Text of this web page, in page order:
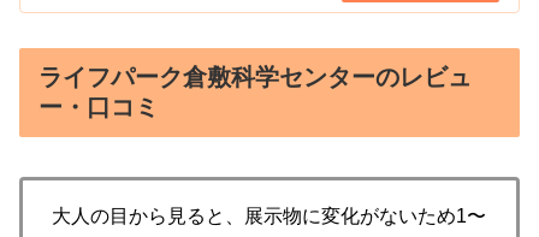
ライフパーク倉敷科学センターのレビュ
ー・口コミ
大人の目から見ると、展示物に変化がないため1〜